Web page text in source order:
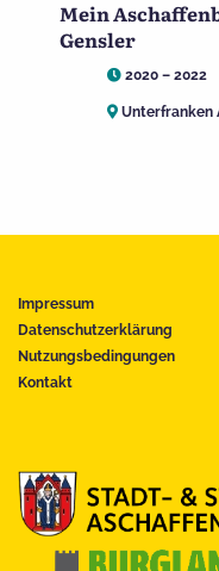
Mein
Gensler
2020 – 2022
Unterfranken
Impressum
Datenschutzerklärung
Nutzungsbedingungen
Kontakt